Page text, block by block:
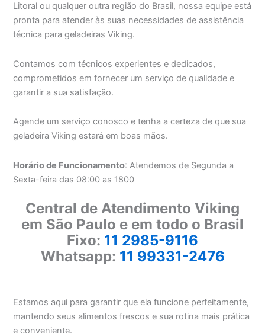
Litoral ou qualquer outra região do Brasil, nossa equipe está
pronta para atender às suas necessidades de assistência
técnica para geladeiras Viking.
Contamos com técnicos experientes e dedicados,
comprometidos em fornecer um serviço de qualidade e
garantir a sua satisfação.
Agende um serviço conosco e tenha a certeza de que sua
geladeira Viking estará em boas mãos.
Horário de Funcionamento: Atendemos de Segunda a
Sexta-feira das 08:00 as 1800
Central de Atendimento Viking
em São Paulo e em todo o Brasil
Fixo: 11 2985-9116
Whatsapp: 11 99331-2476
Estamos aqui para garantir que ela funcione perfeitamente,
mantendo seus alimentos frescos e sua rotina mais prática
e conveniente.